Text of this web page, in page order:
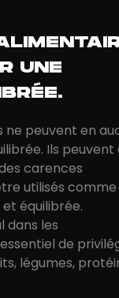
UNE
peuvent en
Ils
carences
utilisés
équilibrée.
dans les
de
légumes,